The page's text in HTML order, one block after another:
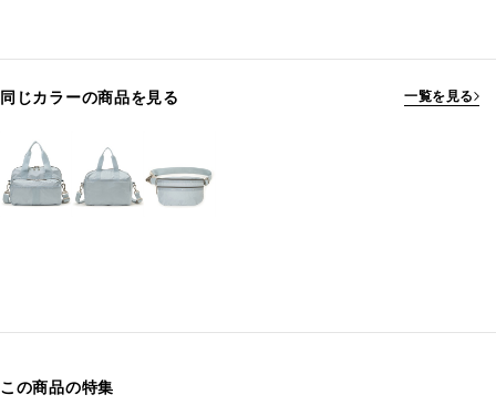
同じカラーの商品を見る 一覧を見る
この商品の特集